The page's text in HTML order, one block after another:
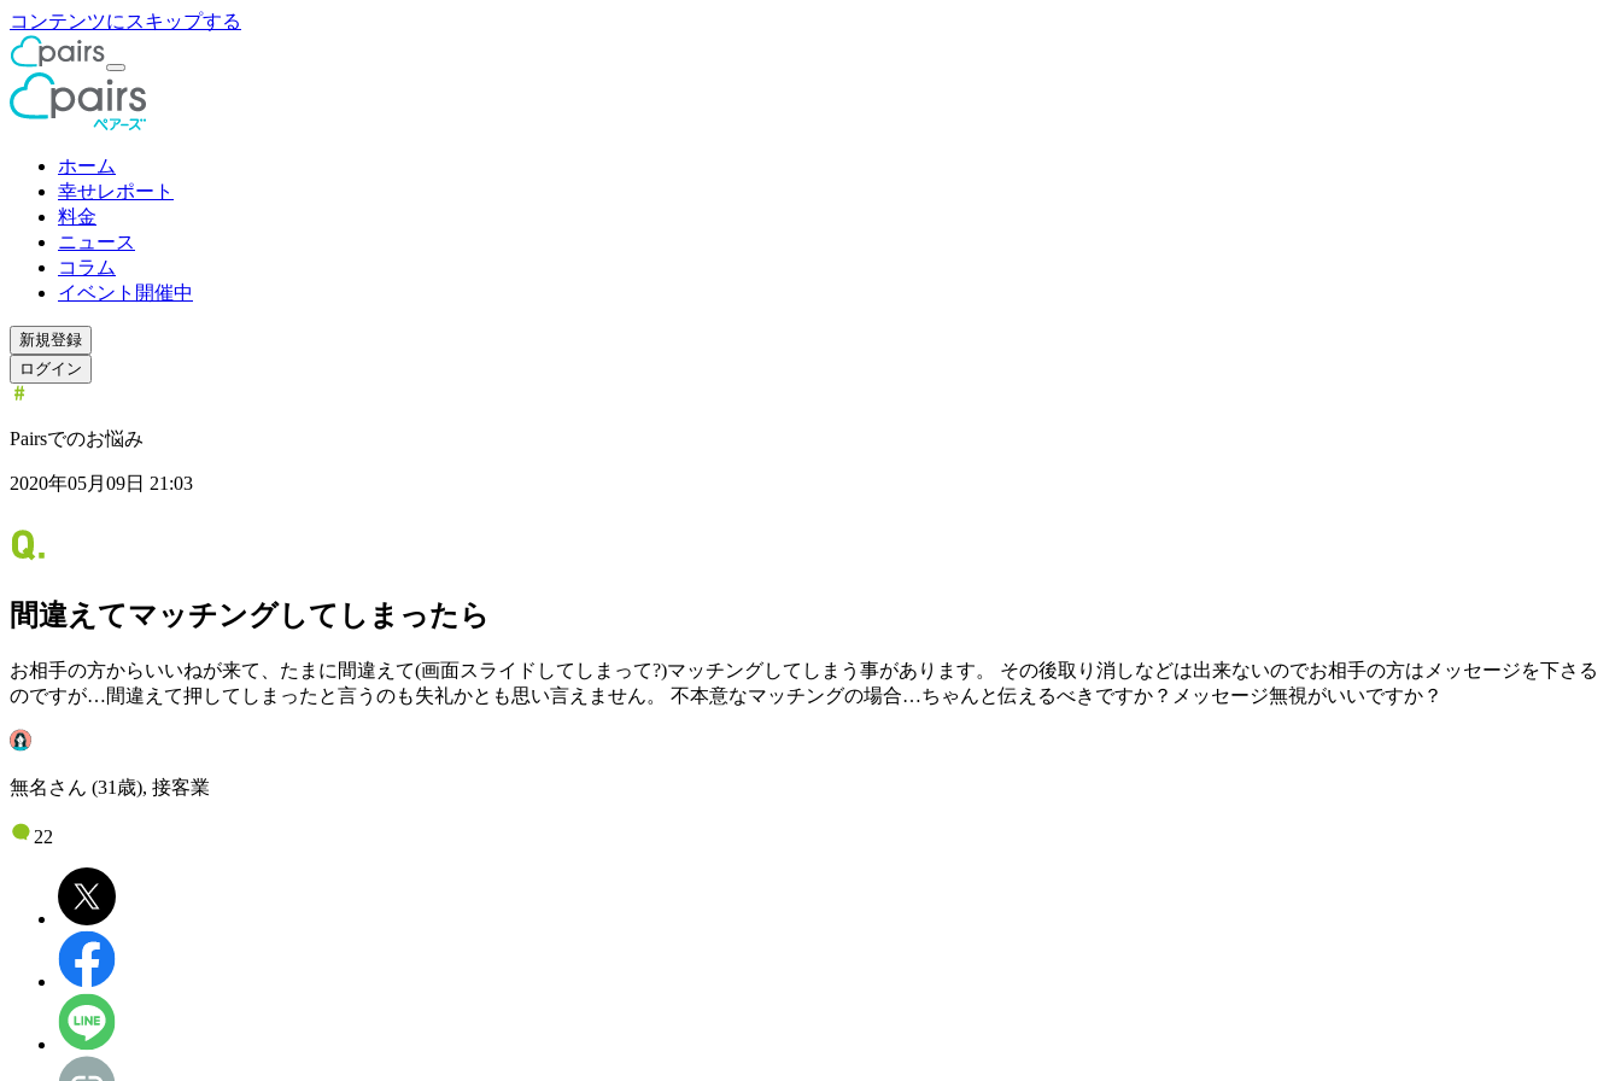
コンテンツにスキップする
ホーム
幸せレポート
料金
ニュース
コラム
イベント開催中
新規登録
ログイン
Pairsでのお悩み
2020年05月09日 21:03
間違えてマッチングしてしまったら
お相手の方からいいねが来て、たまに間違えて(画面スライドしてしまって?)マッチングしてしまう事があります。 その後取り消しなどは出来ないのでお相手の方はメッセージを下さる
のですが…間違えて押してしまったと言うのも失礼かとも思い言えません。 不本意なマッチングの場合…ちゃんと伝えるべきですか？メッセージ無視がいいですか？
無名さん (31歳), 接客業
22